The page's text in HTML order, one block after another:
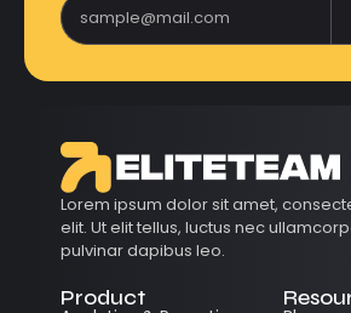
Lorem ipsum dolor sit amet,
elit. Ut elit tellus, luctus nec
pulvinar dapibus leo.
Product